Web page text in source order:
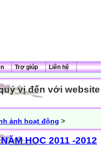
Trợ giúp Liên hệ
vị đến với website
ảnh hoạt động >
HỌC 2011 -2012